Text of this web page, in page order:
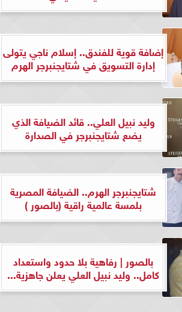
إضافة قوية للفندق.. إسلام ناجي يتولى
إدارة التسويق في شتايجنبرجر الهرم
وليد نبيل العلي.. قائد الضيافة الذي
يضع شتايجنبرجر في الصدارة
شتايجنبرجر الهرم.. الضيافة المصرية
بلمسة عالمية راقية (بالصور )
بالصور | رفاهية بلا حدود واستعداد
كامل.. وليد نبيل العلي يعلن جاهزية...